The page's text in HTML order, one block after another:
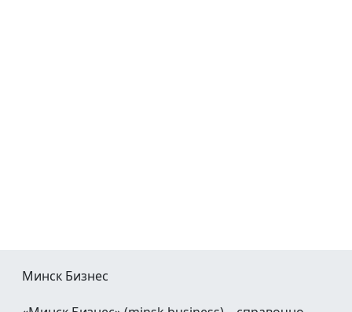
Минск Бизнес